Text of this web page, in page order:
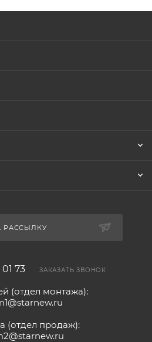
РАССЫЛКУ
01 73 ЗАКАЗАТЬ ЗВОНОК
(отдел монтажа):
(отдел продаж):